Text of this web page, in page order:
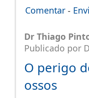
Comentar -
Dr Thiago
Publicado por
O perigo
ossos